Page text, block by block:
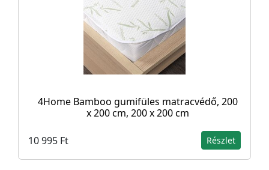
4Home Bamboo gumifüles matracvédő, 200
x 200 cm, 200 x 200 cm
10 995 Ft Részlet